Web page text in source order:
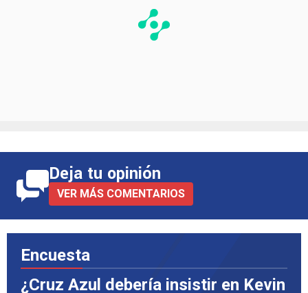
Deja tu opinión
VER MÁS COMENTARIOS
Encuesta
¿Cruz Azul debería insistir en Kevin